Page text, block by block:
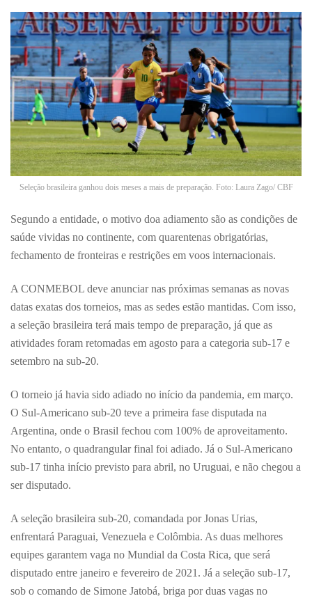
Seleção brasileira ganhou dois meses a mais de preparação. Foto: Laura Zago/ CBF
Segundo a entidade, o motivo doa adiamento são as condições de
saúde vividas no continente, com quarentenas obrigatórias,
fechamento de fronteiras e restrições em voos internacionais.
A CONMEBOL deve anunciar nas próximas semanas as novas
datas exatas dos torneios, mas as sedes estão mantidas. Com isso,
a seleção brasileira terá mais tempo de preparação, já que as
atividades foram retomadas em agosto para a categoria sub-17 e
setembro na sub-20.
O torneio já havia sido adiado no início da pandemia, em março.
O Sul-Americano sub-20 teve a primeira fase disputada na
Argentina, onde o Brasil fechou com 100% de aproveitamento.
No entanto, o quadrangular final foi adiado. Já o Sul-Americano
sub-17 tinha início previsto para abril, no Uruguai, e não chegou a
ser disputado.
A seleção brasileira sub-20, comandada por Jonas Urias,
enfrentará Paraguai, Venezuela e Colômbia. As duas melhores
equipes garantem vaga no Mundial da Costa Rica, que será
disputado entre janeiro e fevereiro de 2021. Já a seleção sub-17,
sob o comando de Simone Jatobá, briga por duas vagas no